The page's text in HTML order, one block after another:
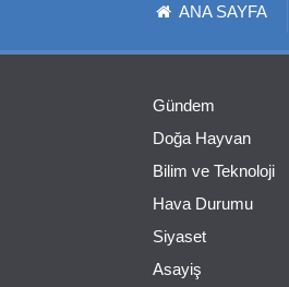
ANA SAYFA
Gündem
Doğa Hayvan
Bilim ve Teknoloji
Hava Durumu
Siyaset
Asayiş